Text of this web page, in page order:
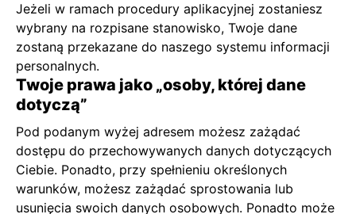
Jeżeli w ramach procedury aplikacyjnej zostaniesz
wybrany na rozpisane stanowisko, Twoje dane
zostaną przekazane do naszego systemu informacji
personalnych.
Twoje prawa jako „osoby, której dane
dotyczą”
Pod podanym wyżej adresem możesz zażądać
dostępu do przechowywanych danych dotyczących
Ciebie. Ponadto, przy spełnieniu określonych
warunków, możesz zażądać sprostowania lub
usunięcia swoich danych osobowych. Ponadto może